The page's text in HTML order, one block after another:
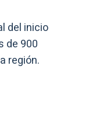
del inicio
de 900
región.